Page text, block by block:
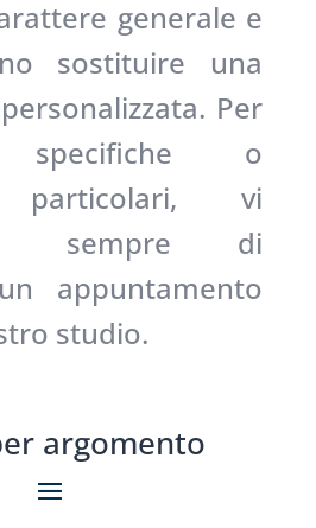
generale e
sostituire una
Per
specifiche o
particolari, vi
sempre di
appuntamento
studio.
argomento